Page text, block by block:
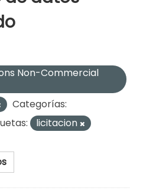
Non-Commercial
Categorías:
licitacion